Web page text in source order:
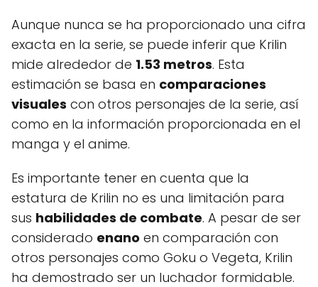
Aunque nunca se ha proporcionado una cifra
exacta en la serie, se puede inferir que Krilin
mide alrededor de 1.53 metros. Esta
estimación se basa en comparaciones
visuales con otros personajes de la serie, así
como en la información proporcionada en el
manga y el anime.
Es importante tener en cuenta que la
estatura de Krilin no es una limitación para
sus habilidades de combate. A pesar de ser
considerado enano en comparación con
otros personajes como Goku o Vegeta, Krilin
ha demostrado ser un luchador formidable.